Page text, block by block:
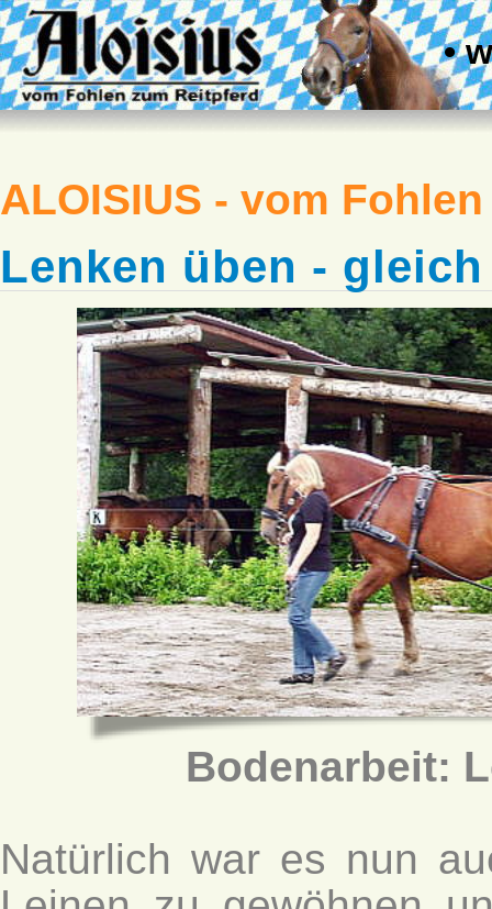
•
ALOISIUS - vom
Lenken üben -
Bodenarbeit:
Natürlich war es nun